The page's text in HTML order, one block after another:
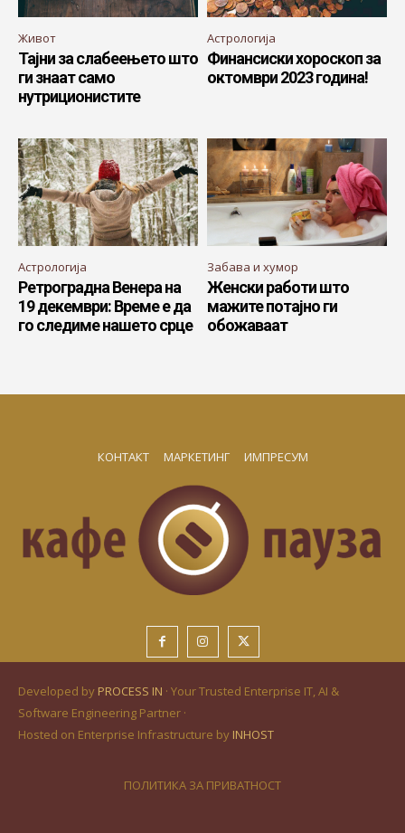
Живот
Тајни за слабеењето што
ги знаат само
нутриционистите
Астрологија
Финансиски хороскоп за
октомври 2023 година!
Астрологија
Ретроградна Венера на
19 декември: Време е да
го следиме нашето срце
Забава и хумор
Женски работи што
мажите потајно ги
обожаваат
КОНТАКТ МАРКЕТИНГ ИМПРЕСУМ
Developed by PROCESS IN · Your Trusted Enterprise IT, AI &
Software Engineering Partner ·
Hosted on Enterprise Infrastructure by INHOST
ПОЛИТИКА ЗА ПРИВАТНОСТ